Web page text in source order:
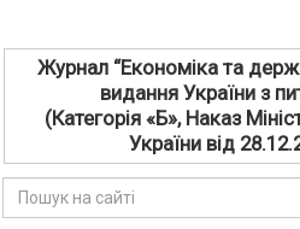
Журнал “Економіка та
видання України з
(Категорія «Б», Наказ
України від